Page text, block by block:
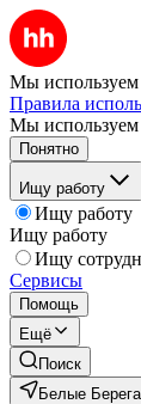
Мы используем
Правила
Мы
Понятно
Ищу работу
Ищу работу
Ищу работу
Ищу
Сервисы
Помощь
Ещё
Поиск
Белые Берега